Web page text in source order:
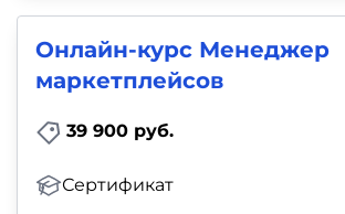
Онлайн-курс Менеджер
маркетплейсов
39 900 руб.
Сертификат